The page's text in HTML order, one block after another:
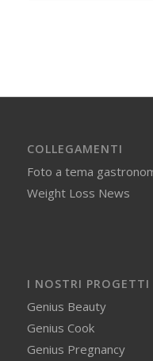
COLLEGAMENTI
Foto a tema
Weight Loss News
I NOSTRI PROGETTI
Genius Beauty
Genius Cook
Genius Pregnancy